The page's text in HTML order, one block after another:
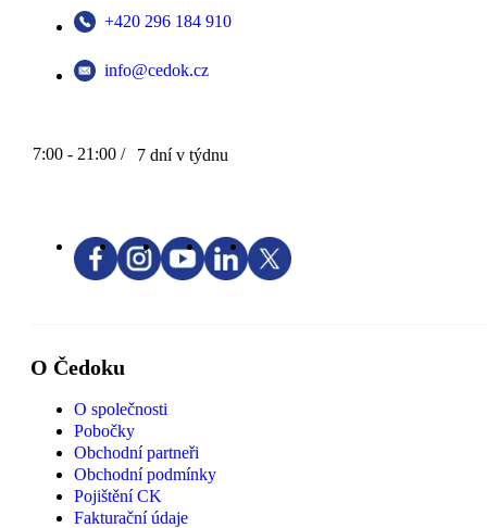
+420 296 184 910
info@cedok.cz
7:00 - 21:00 / 7 dní v týdnu
O Čedoku
O společnosti
Pobočky
Obchodní partneři
Obchodní podmínky
Pojištění CK
Fakturační údaje